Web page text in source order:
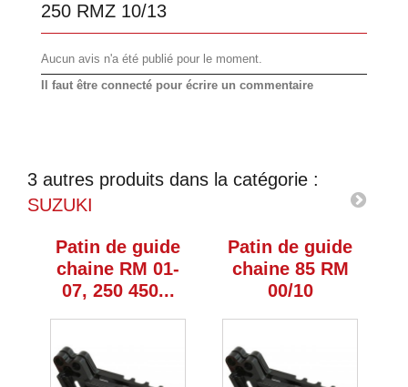
250 RMZ 10/13
Aucun avis n'a été publié pour le moment.
Il faut être connecté pour écrire un commentaire
3 autres produits dans la catégorie :
SUZUKI
Patin de guide
chaine RM 01-
07, 250 450...
Patin de guide
chaine 85 RM
00/10